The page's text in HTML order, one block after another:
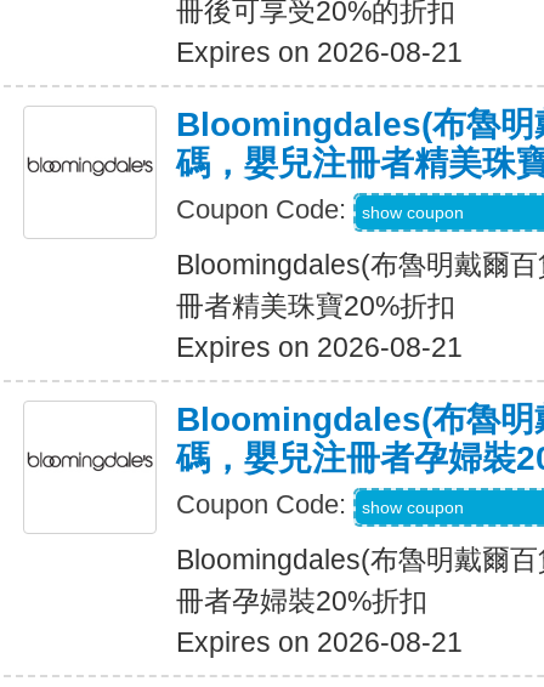
冊後可享受20%的折扣
Expires on 2026-08-21
Bloomingdales(布魯明
碼，嬰兒注冊者精美珠
Coupon Code: Code Provided
show coupon
Bloomingdales(布魯明戴爾
冊者精美珠寶20%折扣
Expires on 2026-08-21
Bloomingdales(布魯明
碼，嬰兒注冊者孕婦裝
Coupon Code: Code Provided
show coupon
Bloomingdales(布魯明戴爾
冊者孕婦裝20%折扣
Expires on 2026-08-21